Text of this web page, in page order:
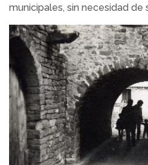
municipales, sin necesidad de